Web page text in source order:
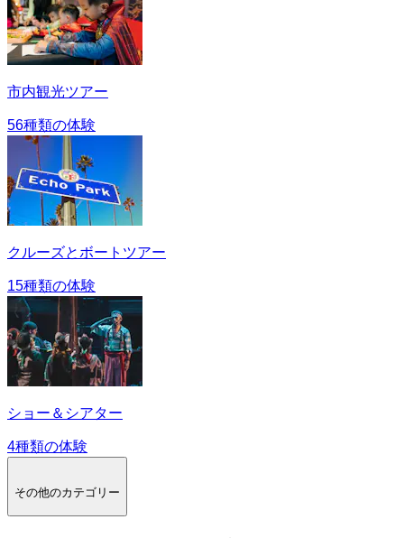
市内観光ツアー
56種類の体験
クルーズとボートツアー
15種類の体験
ショー＆シアター
4種類の体験
その他のカテゴリー